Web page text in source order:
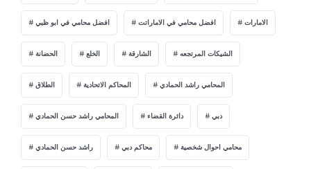
افضل محامي في ابو ظبي افضل محامي في الاماراتت الامارات
الحضانة الخلع الشارقة الشيكات المرتجعه
الطلاق المحاكم الاتحادية المحامي راشد الحمادي
المحامي راشد حسن الحمادي دائرة القضاء دبي
راشد حسن الحمادي محاكم دبي محامي احوال شخصية